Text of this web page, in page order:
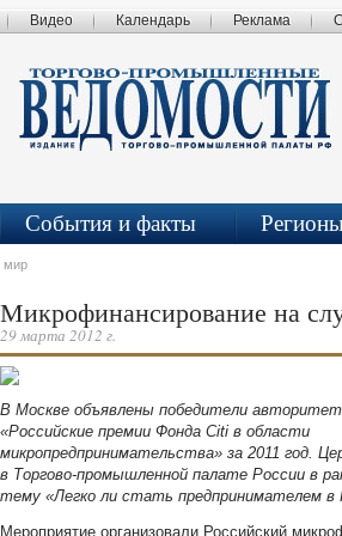
Видео Календарь Реклама
События и факты
мир
Микрофинансирование на
29 марта 2012 г.
В Москве объявлены победители
«Российские премии Фонда Citi в области
микропредпринимательства» за 2011 год.
в Торгово-промышленной палате России в
тему «Легко ли стать предпринимателем в
Мероприятие организовали Российский